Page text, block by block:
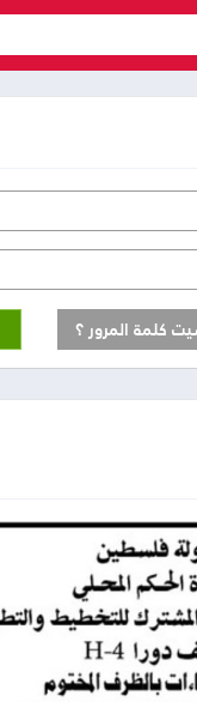
كلمة المرور ؟